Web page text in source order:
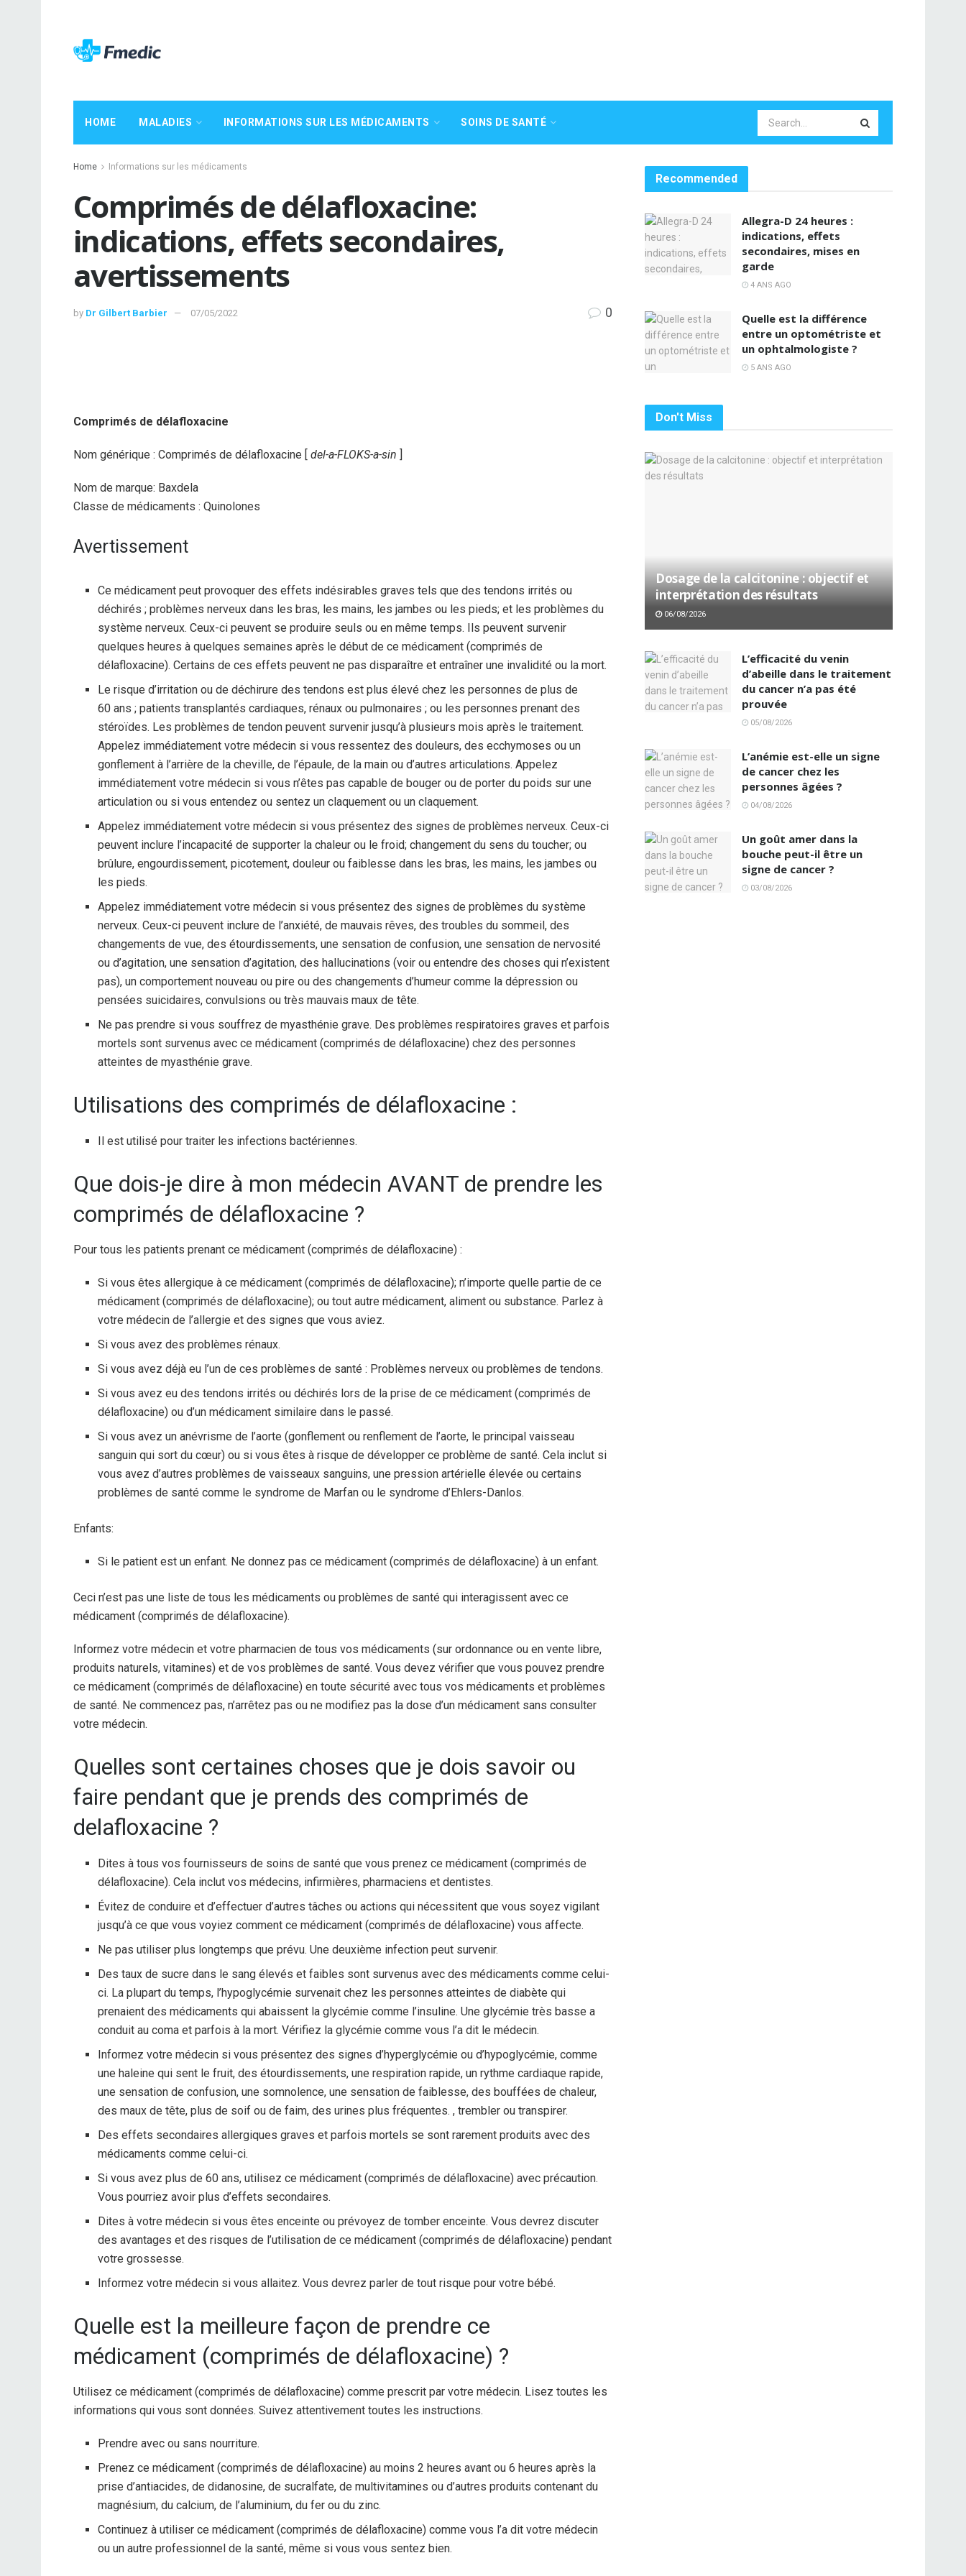
HOME MALADIES INFORMATIONS SUR LES MÉDICAMENTS SOINS DE SANTÉ
Home Informations sur les médicaments
Comprimés de délafloxacine:
indications, effets secondaires,
avertissements
by Dr Gilbert Barbier 07/05/2022 0
Comprimés de délafloxacine
Nom générique : Comprimés de délafloxacine [ del-a-FLOKS-a-sin ]
Nom de marque: Baxdela
Classe de médicaments : Quinolones
Avertissement
Ce médicament peut provoquer des effets indésirables graves tels que des tendons irrités ou
déchirés ; problèmes nerveux dans les bras, les mains, les jambes ou les pieds; et les problèmes du
système nerveux. Ceux-ci peuvent se produire seuls ou en même temps. Ils peuvent survenir
quelques heures à quelques semaines après le début de ce médicament (comprimés de
délafloxacine). Certains de ces effets peuvent ne pas disparaître et entraîner une invalidité ou la mort.
Le risque d’irritation ou de déchirure des tendons est plus élevé chez les personnes de plus de
60 ans ; patients transplantés cardiaques, rénaux ou pulmonaires ; ou les personnes prenant des
stéroïdes. Les problèmes de tendon peuvent survenir jusqu’à plusieurs mois après le traitement.
Appelez immédiatement votre médecin si vous ressentez des douleurs, des ecchymoses ou un
gonflement à l’arrière de la cheville, de l’épaule, de la main ou d’autres articulations. Appelez
immédiatement votre médecin si vous n’êtes pas capable de bouger ou de porter du poids sur une
articulation ou si vous entendez ou sentez un claquement ou un claquement.
Appelez immédiatement votre médecin si vous présentez des signes de problèmes nerveux. Ceux-ci
peuvent inclure l’incapacité de supporter la chaleur ou le froid; changement du sens du toucher; ou
brûlure, engourdissement, picotement, douleur ou faiblesse dans les bras, les mains, les jambes ou
les pieds.
Appelez immédiatement votre médecin si vous présentez des signes de problèmes du système
nerveux. Ceux-ci peuvent inclure de l’anxiété, de mauvais rêves, des troubles du sommeil, des
changements de vue, des étourdissements, une sensation de confusion, une sensation de nervosité
ou d’agitation, une sensation d’agitation, des hallucinations (voir ou entendre des choses qui n’existent
pas), un comportement nouveau ou pire ou des changements d’humeur comme la dépression ou
pensées suicidaires, convulsions ou très mauvais maux de tête.
Ne pas prendre si vous souffrez de myasthénie grave. Des problèmes respiratoires graves et parfois
mortels sont survenus avec ce médicament (comprimés de délafloxacine) chez des personnes
atteintes de myasthénie grave.
Utilisations des comprimés de délafloxacine :
Il est utilisé pour traiter les infections bactériennes.
Que dois-je dire à mon médecin AVANT de prendre les
comprimés de délafloxacine ?
Pour tous les patients prenant ce médicament (comprimés de délafloxacine) :
Si vous êtes allergique à ce médicament (comprimés de délafloxacine); n’importe quelle partie de ce
médicament (comprimés de délafloxacine); ou tout autre médicament, aliment ou substance. Parlez à
votre médecin de l’allergie et des signes que vous aviez.
Si vous avez des problèmes rénaux.
Si vous avez déjà eu l’un de ces problèmes de santé : Problèmes nerveux ou problèmes de tendons.
Si vous avez eu des tendons irrités ou déchirés lors de la prise de ce médicament (comprimés de
délafloxacine) ou d’un médicament similaire dans le passé.
Si vous avez un anévrisme de l’aorte (gonflement ou renflement de l’aorte, le principal vaisseau
sanguin qui sort du cœur) ou si vous êtes à risque de développer ce problème de santé. Cela inclut si
vous avez d’autres problèmes de vaisseaux sanguins, une pression artérielle élevée ou certains
problèmes de santé comme le syndrome de Marfan ou le syndrome d’Ehlers-Danlos.
Enfants:
Si le patient est un enfant. Ne donnez pas ce médicament (comprimés de délafloxacine) à un enfant.
Ceci n’est pas une liste de tous les médicaments ou problèmes de santé qui interagissent avec ce
médicament (comprimés de délafloxacine).
Informez votre médecin et votre pharmacien de tous vos médicaments (sur ordonnance ou en vente libre,
produits naturels, vitamines) et de vos problèmes de santé. Vous devez vérifier que vous pouvez prendre
ce médicament (comprimés de délafloxacine) en toute sécurité avec tous vos médicaments et problèmes
de santé. Ne commencez pas, n’arrêtez pas ou ne modifiez pas la dose d’un médicament sans consulter
votre médecin.
Quelles sont certaines choses que je dois savoir ou
faire pendant que je prends des comprimés de
delafloxacine ?
Dites à tous vos fournisseurs de soins de santé que vous prenez ce médicament (comprimés de
délafloxacine). Cela inclut vos médecins, infirmières, pharmaciens et dentistes.
Évitez de conduire et d’effectuer d’autres tâches ou actions qui nécessitent que vous soyez vigilant
jusqu’à ce que vous voyiez comment ce médicament (comprimés de délafloxacine) vous affecte.
Ne pas utiliser plus longtemps que prévu. Une deuxième infection peut survenir.
Des taux de sucre dans le sang élevés et faibles sont survenus avec des médicaments comme celui-
ci. La plupart du temps, l’hypoglycémie survenait chez les personnes atteintes de diabète qui
prenaient des médicaments qui abaissent la glycémie comme l’insuline. Une glycémie très basse a
conduit au coma et parfois à la mort. Vérifiez la glycémie comme vous l’a dit le médecin.
Informez votre médecin si vous présentez des signes d’hyperglycémie ou d’hypoglycémie, comme
une haleine qui sent le fruit, des étourdissements, une respiration rapide, un rythme cardiaque rapide,
une sensation de confusion, une somnolence, une sensation de faiblesse, des bouffées de chaleur,
des maux de tête, plus de soif ou de faim, des urines plus fréquentes. , trembler ou transpirer.
Des effets secondaires allergiques graves et parfois mortels se sont rarement produits avec des
médicaments comme celui-ci.
Si vous avez plus de 60 ans, utilisez ce médicament (comprimés de délafloxacine) avec précaution.
Vous pourriez avoir plus d’effets secondaires.
Dites à votre médecin si vous êtes enceinte ou prévoyez de tomber enceinte. Vous devrez discuter
des avantages et des risques de l’utilisation de ce médicament (comprimés de délafloxacine) pendant
votre grossesse.
Informez votre médecin si vous allaitez. Vous devrez parler de tout risque pour votre bébé.
Quelle est la meilleure façon de prendre ce
médicament (comprimés de délafloxacine) ?
Utilisez ce médicament (comprimés de délafloxacine) comme prescrit par votre médecin. Lisez toutes les
informations qui vous sont données. Suivez attentivement toutes les instructions.
Prendre avec ou sans nourriture.
Prenez ce médicament (comprimés de délafloxacine) au moins 2 heures avant ou 6 heures après la
prise d’antiacides, de didanosine, de sucralfate, de multivitamines ou d’autres produits contenant du
magnésium, du calcium, de l’aluminium, du fer ou du zinc.
Continuez à utiliser ce médicament (comprimés de délafloxacine) comme vous l’a dit votre médecin
ou un autre professionnel de la santé, même si vous vous sentez bien.
Recommended
Allegra-D 24 heures :
indications, effets
secondaires, mises en
garde
4 ANS AGO
Quelle est la différence
entre un optométriste et
un ophtalmologiste ?
5 ANS AGO
Don't Miss
Dosage de la calcitonine : objectif et
interprétation des résultats
06/08/2026
L’efficacité du venin
d’abeille dans le traitement
du cancer n’a pas été
prouvée
05/08/2026
L’anémie est-elle un signe
de cancer chez les
personnes âgées ?
04/08/2026
Un goût amer dans la
bouche peut-il être un
signe de cancer ?
03/08/2026